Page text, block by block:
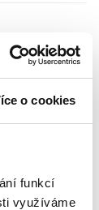
o cookies
funkcí
využíváme